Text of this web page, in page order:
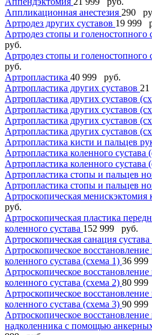
Аппликационная анестезия 290
Артродез других суставов 19 999
Артродез стопы и голеностопного
руб.
Артродез стопы и голеностопного
руб.
Артропластика 40 999 руб.
Артропластика других суставов
Артропластика других суставов
Артропластика других суставов
Артропластика других суставов
Артропластика других суставов
Артропластика кисти и пальцев
Артропластика коленного сустава
Артропластика коленного сустава
Артропластика стопы и пальцев
Артропластика стопы и пальцев
Артроскопическая менискэктомия
руб.
Артроскопическая пластика
коленного сустава 152 999 руб.
Артроскопическая санация сустава
Артроскопическое восстановление
коленного сустава (схема 1) 36
Артроскопическое восстановление
коленного сустава (схема 2) 80
Артроскопическое восстановление
коленного сустава (схема 3) 90
Артроскопическое
надколенника с помощью